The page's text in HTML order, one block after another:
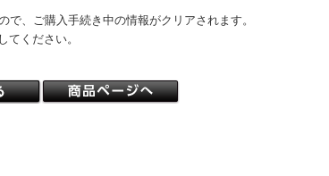
、ご購入手続き中の情報がクリアされます。
てください。